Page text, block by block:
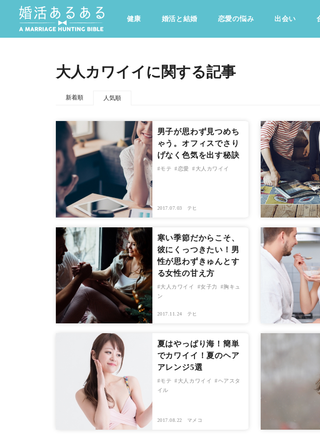
健康 婚活と結婚 恋愛の悩み 出会い
心の処方箋 カルチャー・トレンド・芸能
大人カワイイに関する記事
新着順 人気順
男子が思わず見つめち
ゃう。オフィスでさり
げなく色気を出す秘訣
モテ 恋愛 大人カワイイ
2017.07.03 テヒ
寒い季節だからこそ、
彼にくっつきたい！男
性が思わずきゅんとす
る女性の甘え方
大人カワイイ 女子力
胸キュ
ン
2017.11.24 テヒ
夏はやっぱり海！簡単
でカワイイ！夏のヘア
アレンジ5選
モテ 大人カワイイ
ヘアスタ
イル
2017.08.22 マメコ